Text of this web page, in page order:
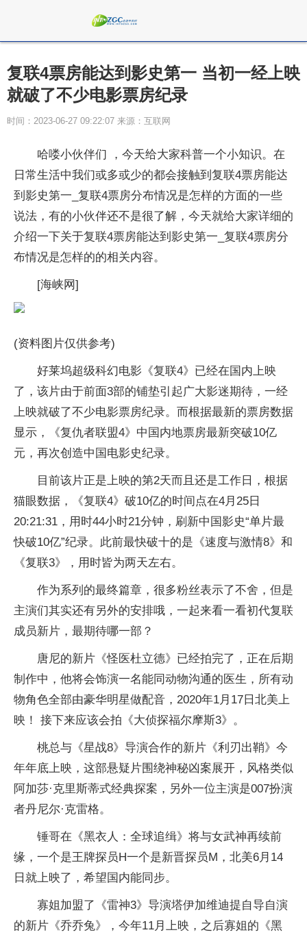
复联4票房能达到影史第一 当初一经上映
就破了不少电影票房纪录
时间：2023-06-27 09:22:07 来源：互联网
哈喽小伙伴们 ，今天给大家科普一个小知识。在
日常生活中我们或多或少的都会接触到复联4票房能达
到影史第一_复联4票房分布情况是怎样的方面的一些
说法，有的小伙伴还不是很了解，今天就给大家详细的
介绍一下关于复联4票房能达到影史第一_复联4票房分
布情况是怎样的的相关内容。
[海峡网]
(资料图片仅供参考)
好莱坞超级科幻电影《复联4》已经在国内上映
了，该片由于前面3部的铺垫引起广大影迷期待，一经
上映就破了不少电影票房纪录。而根据最新的票房数据
显示，《复仇者联盟4》中国内地票房最新突破10亿
元，再次创造中国电影史纪录。
目前该片正是上映的第2天而且还是工作日，根据
猫眼数据，《复联4》破10亿的时间点在4月25日
20:21:31，用时44小时21分钟，刷新中国影史“单片最
快破10亿”纪录。此前最快破十的是《速度与激情8》和
《复联3》，用时皆为两天左右。
作为系列的最终篇章，很多粉丝表示了不舍，但是
主演们其实还有另外的安排哦，一起来看一看初代复联
成员新片，最期待哪一部？
唐尼的新片《怪医杜立德》已经拍完了，正在后期
制作中，他将会饰演一名能同动物沟通的医生，所有动
物角色全部由豪华明星做配音，2020年1月17日北美上
映！ 接下来应该会拍《大侦探福尔摩斯3》。
桃总与《星战8》导演合作的新片《利刃出鞘》今
年年底上映，这部悬疑片围绕神秘凶案展开，风格类似
阿加莎·克里斯蒂式经典探案，另外一位主演是007扮演
者丹尼尔·克雷格。
锤哥在《黑衣人：全球追缉》将与女武神再续前
缘，一个是王牌探员H一个是新晋探员M，北美6月14
日就上映了，希望国内能同步。
寡姐加盟了《雷神3》导演塔伊加维迪提自导自演
的新片《乔乔兔》，今年11月上映，之后寡姐的《黑